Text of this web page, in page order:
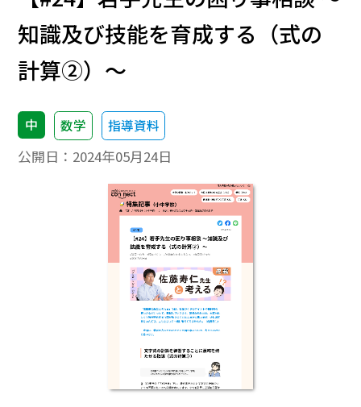
知識及び技能を育成する（式の
計算②）～
中 数学 指導資料
公開日： 2024年05月24日